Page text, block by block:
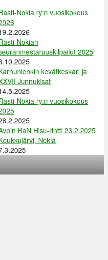
Nokia ry:n vuosikokous
Nokian
2025
kevätkeskari ja
Junnukisat
Nokia ry:n vuosikokous
RaN Hisu-rintti 23.2.2025
Nokia